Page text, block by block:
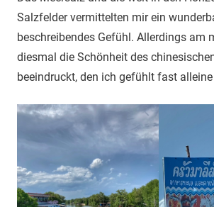
Salzfelder vermittelten mir ein
beschreibendes Gefühl. Allerdings am
diesmal die Schönheit des
beeindruckt, den ich gefühlt fast